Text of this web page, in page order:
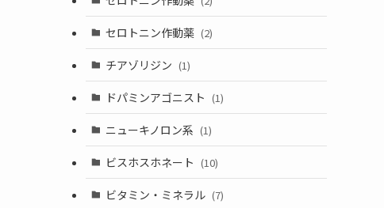
セロトニン作動薬 (2)
チアゾリジン (1)
ドパミンアゴニスト (1)
ニューキノロン系 (1)
ビスホスホネート (10)
ビタミン・ミネラル (7)